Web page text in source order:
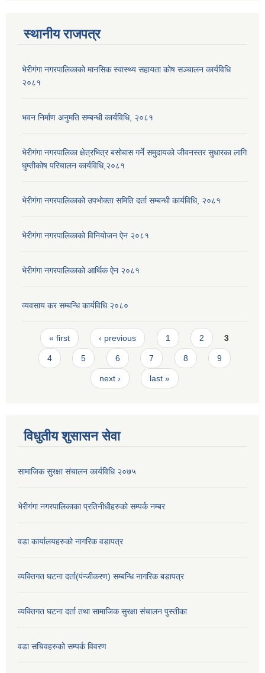
स्थानीय राजपत्र
भेरीगंगा नगरपालिकाको मानसिक स्वास्थ्य सहायता कोष सञ्चालन कार्यविधि
२०८१
भवन निर्माण अनुमति सम्बन्धी कार्यविधि, २०८१
भेरीगंगा नगरपालिका क्षेत्रभित्र बसोबास गर्ने समुदायको जीवनस्तर सुधारका लागि
घुम्तीकोष परिचालन कार्यविधि,२०८१
भेरीगंगा नगरपालिकाको उपभोक्ता समिति दर्ता सम्बन्धी कार्यविधि, २०८१
भेरीगंगा नगरपालिकाको विनियोजन ऐन २०८१
भेरीगंगा नगरपालिकाको आर्थिक ऐन २०८१
व्यवसाय कर सम्बन्धि कार्यविधि २०८०
Pages
« first ‹ previous 1 2 3
4 5 6 7 8 9
next › last »
विधुतीय शुसासन सेवा
सामाजिक सुरक्षा संचालन कार्यविधि २०७५
भेरीगंगा नगरपालिकाका प्रतिनीधीहरुको सम्पर्क नम्बर
वडा कार्यालयहरुको नागरिक वडापत्र
व्यक्तिगत घटना दर्ता(पंन्जीकरण) सम्बन्धि नागरिक बडापत्र
व्यक्तिगत घटना दर्ता तथा सामाजिक सुरक्षा संचालन पुस्तीका
वडा सचिवहरुको सम्पर्क विवरण